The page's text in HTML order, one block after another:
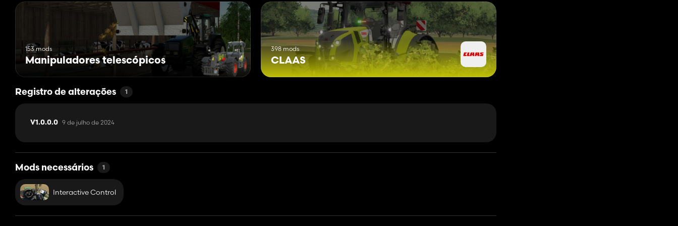
153 mods
Manipuladores telescópicos
398 mods
CLAAS
Registro de alterações 1
V1.0.0.0 9 de julho de 2024
Mods necessários 1
Interactive Control